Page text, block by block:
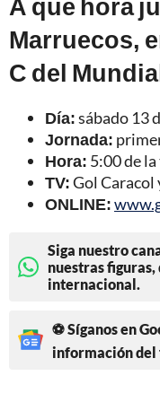
Marruecos,
C del
Día:sábado 13
Jornada:
Hora: 5:00 de
TV:Gol Caracol
ONLINE:
Siga nuestro
nuestras
internacional.
⚽ Síganos en
información